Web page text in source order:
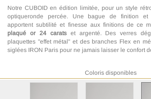
Notre CUBOID en édition limitée, pour un style
optiqueronde percée. Une bague de finition et
apportent subtilité et finesse aux finitions de ce
plaqué or 24 caratset argenté. Des verres
plaquettes "effet métal" et des branches Flex en
siglées IRON Paris pour ne jamais laisser le confort
Coloris disponibles